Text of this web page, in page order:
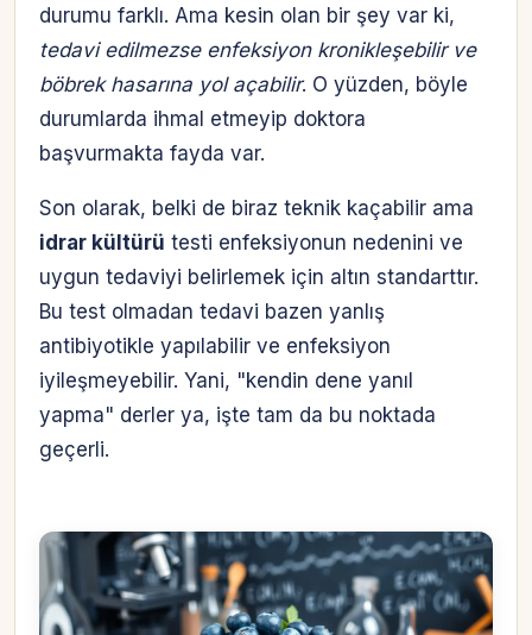
durumu farklı. Ama kesin olan bir şey var ki,
tedavi edilmezse enfeksiyon kronikleşebilir ve
böbrek hasarına yol açabilir. O yüzden, böyle
durumlarda ihmal etmeyip doktora
başvurmakta fayda var.
Son olarak, belki de biraz teknik kaçabilir ama
idrar kültürü testi enfeksiyonun nedenini ve
uygun tedaviyi belirlemek için altın standarttır.
Bu test olmadan tedavi bazen yanlış
antibiyotikle yapılabilir ve enfeksiyon
iyileşmeyebilir. Yani, "kendin dene yanıl
yapma" derler ya, işte tam da bu noktada
geçerli.